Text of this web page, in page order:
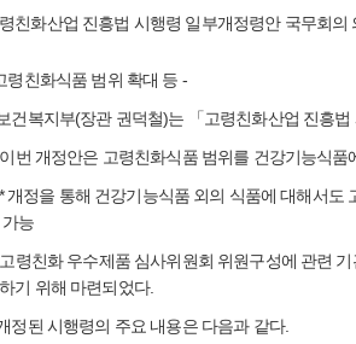
친화산업 진흥법 시행령 일부개정령안 국무회의
령친화식품 범위 확대 등 -
건복지부(장관 권덕철)는 「고령친화산업 진흥
번 개정안은 고령친화식품 범위를 건강기능식
개정을 통해 건강기능식품 외의 식품에 대해서도
가능
령친화 우수제품 심사위원회 위원구성에 관련
기 위해 마련되었다.
정된 시행령의 주요 내용은 다음과 같다.